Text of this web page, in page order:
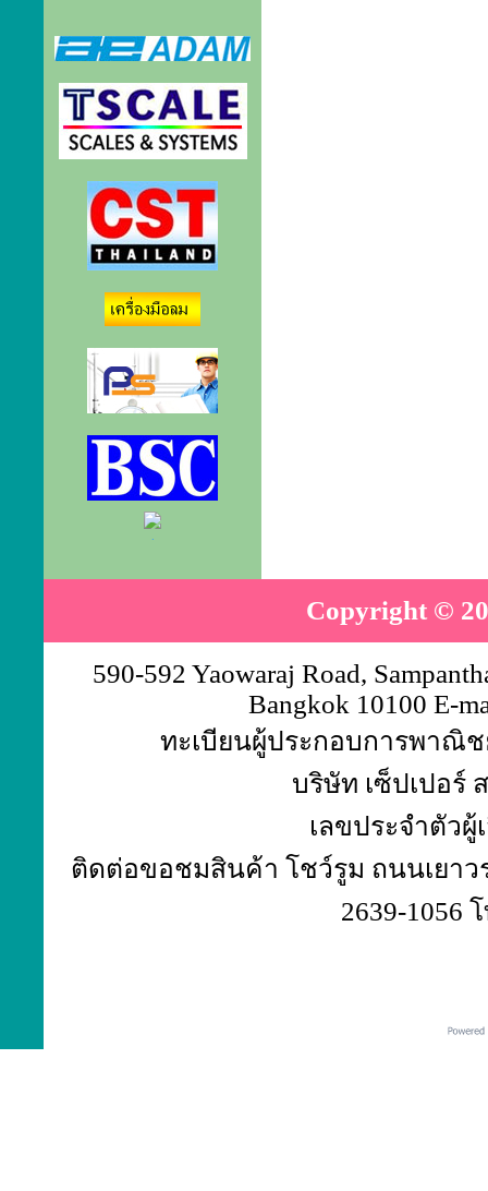
Copyright ©
590-592 Yaowaraj Road,
Bangkok 10100 E-
ทะเบียนผู้ประกอบการพาณิช
บริษัท เซ็ปเปอร์
เลขประจำตัวผู้
ติดต่อขอชมสินค้า โชว์รูม ถนนเยาวร
2639-1056